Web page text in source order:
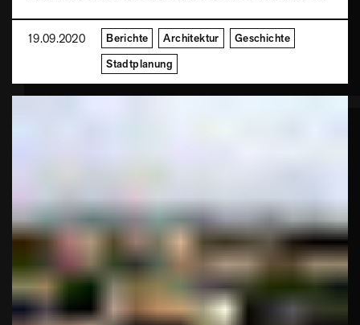
19.09.2020 Berichte Architektur
Geschichte
Stadtplanung